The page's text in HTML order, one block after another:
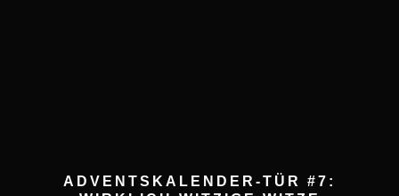
ADVENTSKALENDER-TÜR #7: